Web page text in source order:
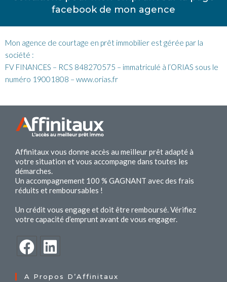
facebook de mon agence
Mon agence de courtage en prêt immobilier est gérée par la
société :
FV FINANCES – RCS 848270575 – immatriculé à l’ORIAS sous le
numéro 19001808 – www.orias.fr
Affinitaux vous donne accès au meilleur prêt adapté à
votre situation et vous accompagne dans toutes les
démarches.
Un accompagnement 100 % GAGNANT avec des frais
réduits et remboursables !
Un crédit vous engage et doit être remboursé. Vérifiez
votre capacité d’emprunt avant de vous engager.
A Propos D’Affinitaux